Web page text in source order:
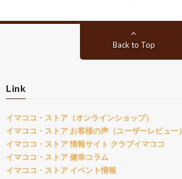
Back to Top
Link
イマココ・ストア（オンラインショップ）
イマココ・ストア お客様の声（ユーザーレビュー）
イマココ・ストア 情報サイト クラブイマココ
イマココ・ストア 健幸コラム
イマココ・ストア イベント情報